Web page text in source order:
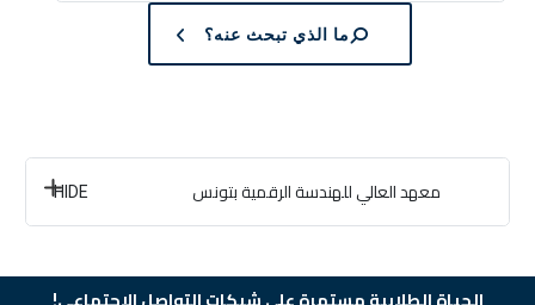
ما الذي تبحث عنه؟
معهد العالي للهندسة الرقمية بتونس HIDE
الحياة الطلابية مستمرة على شبكات التواصل الاجتماعي!